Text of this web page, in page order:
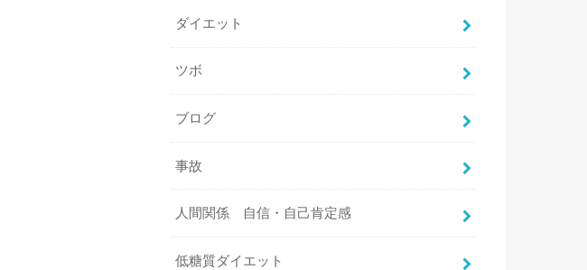
ダイエット
ツボ
ブログ
事故
人間関係 自信・自己肯定感
低糖質ダイエット